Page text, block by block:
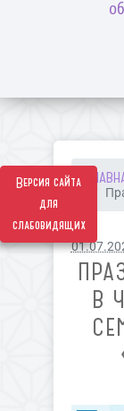
Версия сайта
для
слабовидящих
В